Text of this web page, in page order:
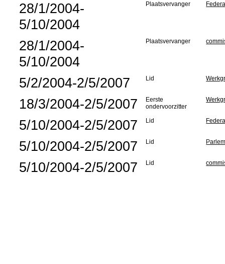
28/1/2004-
5/10/2004
Plaatsvervanger
28/1/2004-
5/10/2004
Plaatsvervanger
5/2/2004-2/5/2007 Lid
18/3/2004-2/5/2007
Eerste
ondervoorzitter
5/10/2004-2/5/2007 Lid
5/10/2004-2/5/2007 Lid
5/10/2004-2/5/2007 Lid